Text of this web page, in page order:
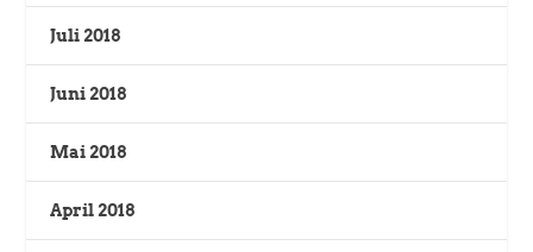
Juli 2018
Juni 2018
Mai 2018
April 2018